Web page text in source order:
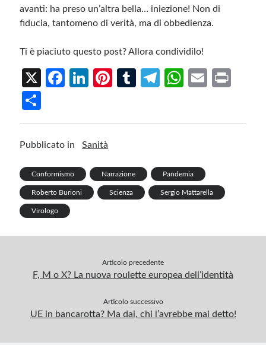
avanti: ha preso un’altra bella… iniezione! Non di
fiducia, tantomeno di verità, ma di obbedienza.
Ti è piaciuto questo post? Allora condividilo!
X
Fa
o
k
Li
n
Pi
T
Te
W
p
p
E
h
ar
Pubblicato in Sanità
Conformismo Narrazione Pandemia
Roberto Burioni Scienza Sergio Mattarella
Virologo
Articolo precedente
F, M o X? La nuova roulette europea dell’identità
Articolo successivo
UE in bancarotta? Ma dai, chi l’avrebbe mai detto!